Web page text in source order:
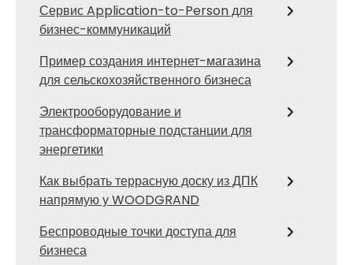
Сервис Application-to-Person для
бизнес-коммуникаций
Пример создания интернет-магазина
для сельскохозяйственного бизнеса
Электрооборудование и
трансформаторные подстанции для
энергетики
Как выбрать террасную доску из ДПК
напрямую у WOODGRAND
Беспроводные точки доступа для
бизнеса